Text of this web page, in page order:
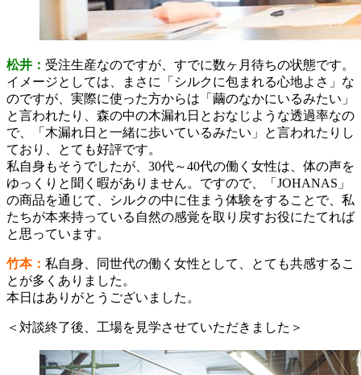
松井： 受注生産なのですが、すでに数ヶ月待ちの状態です。
イメージとしては、まさに「シルクに包まれる心地よさ」な
のですが、実際に使った方からは「繭のなかにいるみたい」
と言われたり、森の中の木漏れ日とおなじような透過率なの
で、「木漏れ日と一緒に歩いているみたい」と言われたりし
ており、とても好評です。
私自身もそうでしたが、30代～40代の働く女性は、体の声を
ゆっくりと聞く暇がありません。ですので、「JOHANAS」
の商品を通じて、シルクの中に住まう体験をすることで、私
たちが本来持っている自然の感覚を取り戻すお役にたてれば
と思っています。
竹本： 私自身、同世代の働く女性として、とても共感するこ
とが多くありました。
本日はありがとうございました。
＜対談終了後、工場を見学させていただきました＞